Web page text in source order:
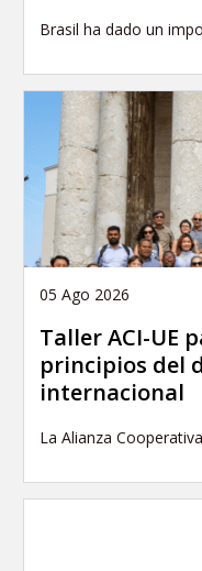
Brasil ha dado un
05 Ago 2026
Taller ACI-UE
principios del
internacional
La Alianza